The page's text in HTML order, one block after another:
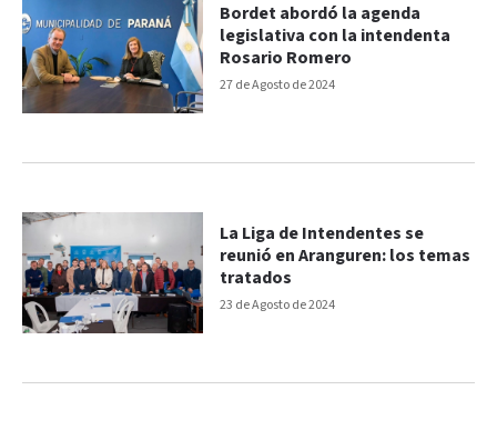
27 de Agosto de 2024
Bordet abordó la agenda
legislativa con la intendenta
Rosario Romero
23 de Agosto de 2024
La Liga de Intendentes se
reunió en Aranguren: los temas
tratados